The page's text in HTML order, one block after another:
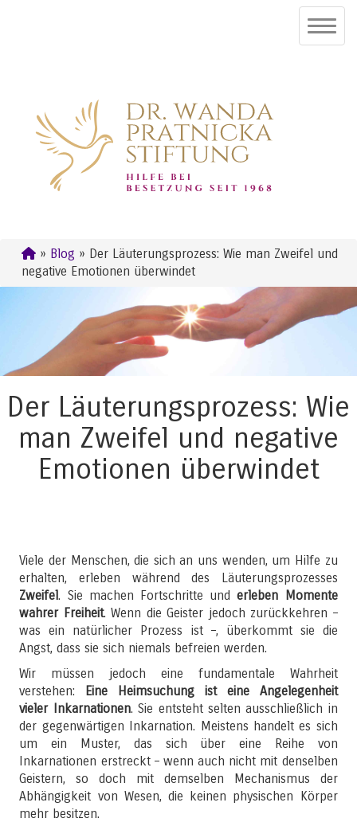
» Blog » Der Läuterungsprozess: Wie man Zweifel und
negative Emotionen überwindet
Der Läuterungsprozess: Wie
man Zweifel und negative
Emotionen überwindet
Viele der Menschen, die sich an uns wenden, um Hilfe zu
erhalten, erleben während des Läuterungsprozesses
Zweifel. Sie machen Fortschritte underleben Momente
wahrer Freiheit. Wenn die Geister jedoch zurückkehren –
was ein natürlicher Prozess ist –, überkommt sie die
Angst, dass sie sich niemals befreien werden.
Wir müssen jedoch eine fundamentale Wahrheit
verstehen: Eine Heimsuchung ist eine Angelegenheit
vieler Inkarnationen. Sie entsteht selten ausschließlich in
der gegenwärtigen Inkarnation. Meistens handelt es sich
um ein Muster, das sich über eine Reihe von
Inkarnationen erstreckt – wenn auch nicht mit denselben
Geistern, so doch mit demselben Mechanismus der
Abhängigkeit von Wesen, die keinen physischen Körper
mehr besitzen.